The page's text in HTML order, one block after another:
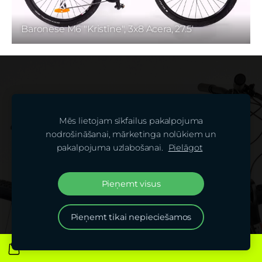
Baronese M6 "Kristīne", 3x8 Acera, 27.5'
Mēs lietojam sīkfailus pakalpojuma
nodrošināšanai, mārketinga nolūkiem un
pakalpojuma uzlabošanai.
Pielāgot
Pieņemt visus
Pieņemt tikai nepieciešamos